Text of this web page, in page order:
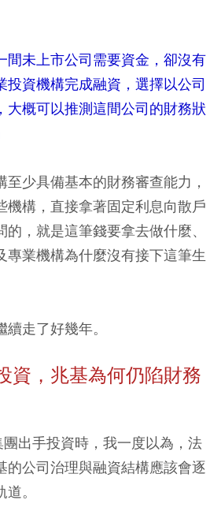
間未上市公司需要資金，卻沒有
投資機構完成融資，選擇以公司
大概可以推測這間公司的財務狀
少具備基本的財務審查能力，
機構，直接拿著固定利息向散戶
，就是這筆錢要拿去做什麼、
專業機構為什麼沒有接下這筆生
走了好幾年。
資，兆基為何仍陷財務
出手投資時，我一度以為，法
的公司治理與融資結構應該會逐
。